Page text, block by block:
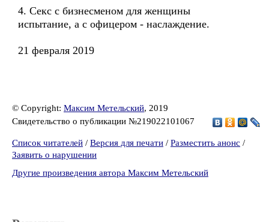
4. Секс с бизнесменом для женщины
испытание, а с офицером - наслаждение.
21 февраля 2019
© Copyright: Максим Метельский, 2019
Свидетельство о публикации №219022101067
Список читателей / Версия для печати / Разместить анонс /
Заявить о нарушении
Другие произведения автора Максим Метельский